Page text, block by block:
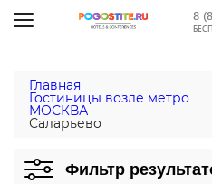
8
Главная
Гостиницы возле метро
МОСКВА
Саларьево
Фильтр